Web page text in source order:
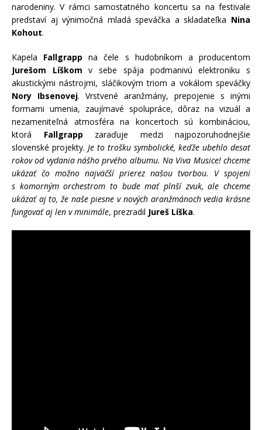
narodeniny. V rámci samostatného koncertu sa na festivale
predstaví aj výnimočná mladá speváčka a skladateľka Nina
Kohout.
Kapela Fallgrapp na čele s hudobníkom a producentom
Jurešom Líškom v sebe spája podmanivú elektroniku s
akustickými nástrojmi, sláčikovým triom a vokálom speváčky
Nory Ibsenovej. Vrstvené aranžmány, prepojenie s inými
formami umenia, zaujímavé spolupráce, dôraz na vizuál a
nezameniteľná atmosféra na koncertoch sú kombináciou,
ktorá Fallgrapp zaraďuje medzi najpozoruhodnejšie
slovenské projekty. Je to trošku symbolické, keďže ubehlo desať
rokov od vydania nášho prvého albumu. Na Viva Musice! chceme
ukázať čo možno najväčší prierez našou tvorbou. V spojení
s komorným orchestrom to bude mať plnší zvuk, ale chceme
ukázať aj to, že naše piesne v nových aranžmánoch vedia krásne
fungovať aj len v minimále, prezradil Jureš Líška.